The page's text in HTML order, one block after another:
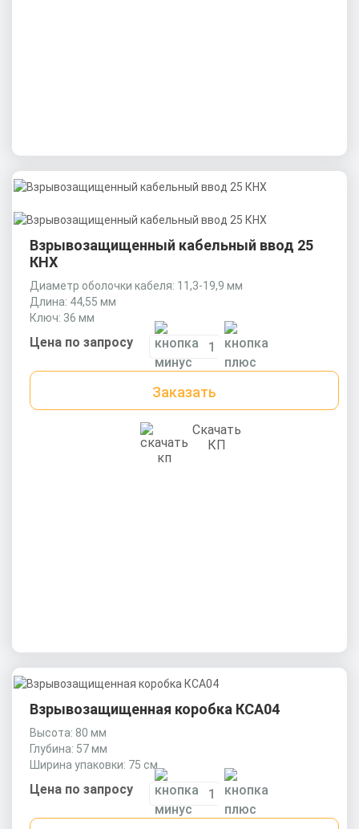
Взрывозащищенный кабельный ввод 25
КНХ
Диаметр оболочки кабеля: 11,3-19,9 мм
Длина: 44,55 мм
Ключ: 36 мм
Цена по запросу
Заказать
Скачать
КП
Взрывозащищенная коробка КСА04
Высота: 80 мм
Глубина: 57 мм
Ширина упаковки: 75 см
Цена по запросу